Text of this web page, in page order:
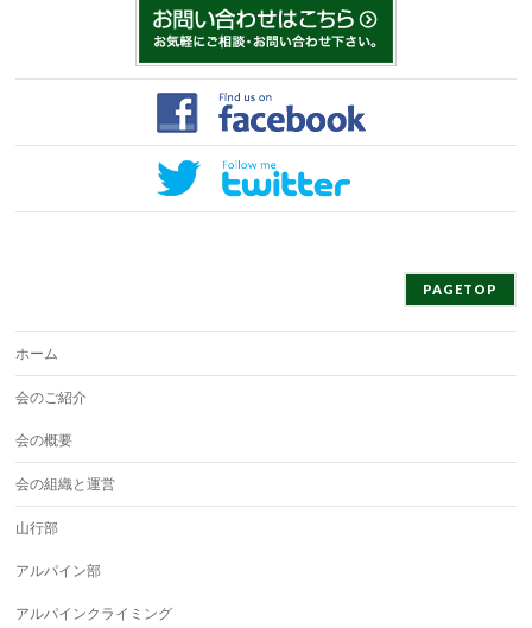
PAGETOP
ホーム
会のご紹介
会の概要
会の組織と運営
山行部
アルパイン部
アルパインクライミング